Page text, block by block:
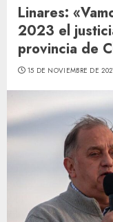
Linares:
2023 el
provincia de
15 DE NOVIEMBRE DE